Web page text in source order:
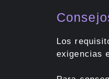
Los
exigencias